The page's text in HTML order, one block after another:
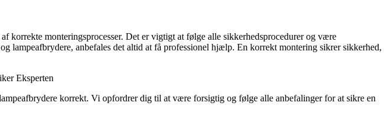
monteringsprocesser. Det er vigtigt at følge alle sikkerhedsprocedurer og være
lampeafbrydere, anbefales det altid at få professionel hjælp. En korrekt montering sikrer sikkerhed,
Eksperten
korrekt. Vi opfordrer dig til at være forsigtig og følge alle anbefalinger for at sikre en